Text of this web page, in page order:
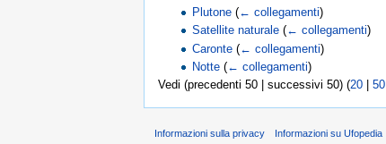
Plutone (← collegamenti)
Satellite naturale (← collegamenti)
Caronte (← collegamenti)
Notte (← collegamenti)
Vedi (precedenti 50 | successivi 50) (20 50
Informazioni sulla privacy Informazioni su Ufopedia